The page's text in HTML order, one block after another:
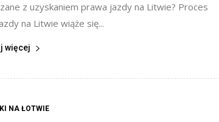
z uzyskaniem prawa jazdy na Litwie? Proces
na Litwie wiąże się...
więcej
NA ŁOTWIE